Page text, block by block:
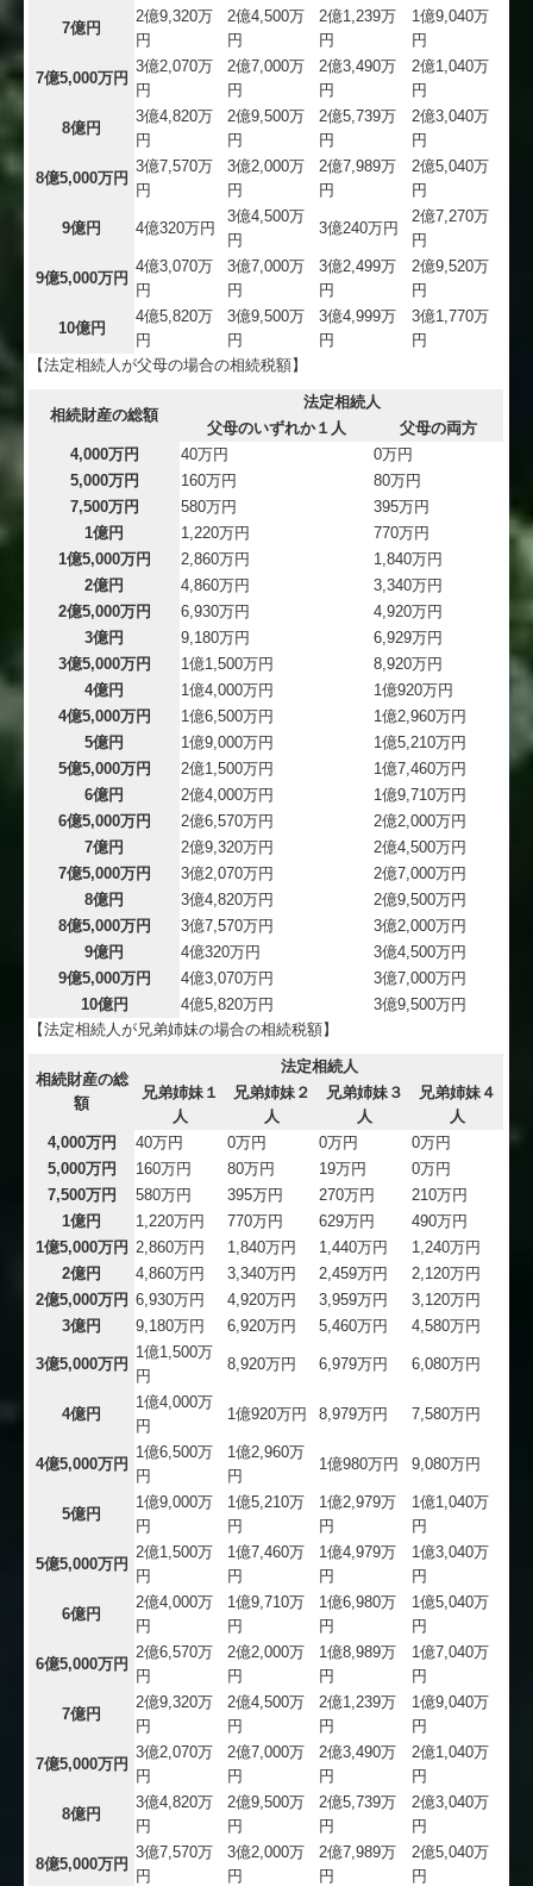
7億円
2億9,320万
円
2億4,500万
円
2億1,239万
円
1億9,040万
円
7億5,000万円
3億2,070万
円
2億7,000万
円
2億3,490万
円
2億1,040万
円
8億円
3億4,820万
円
2億9,500万
円
2億5,739万
円
2億3,040万
円
8億5,000万円
3億7,570万
円
3億2,000万
円
2億7,989万
円
2億5,040万
円
9億円 4億320万円
3億4,500万
円
3億240万円
2億7,270万
円
9億5,000万円
4億3,070万
円
3億7,000万
円
3億2,499万
円
2億9,520万
円
10億円
4億5,820万
円
3億9,500万
円
3億4,999万
円
3億1,770万
円
【法定相続人が父母の場合の相続税額】
相続財産の総額
法定相続人
父母のいずれか１人
父母の両方
4,000万円
40万円
0万円
5,000万円
160万円
80万円
7,500万円
580万円
395万円
1億円
1,220万円
770万円
1億5,000万円
2,860万円
1,840万円
2億円
4,860万円
3,340万円
2億5,000万円
6,930万円
4,920万円
3億円
9,180万円
6,929万円
3億5,000万円
1億1,500万円
8,920万円
4億円
1億4,000万円
1億920万円
4億5,000万円
1億6,500万円
1億2,960万円
5億円
1億9,000万円
1億5,210万円
5億5,000万円
2億1,500万円
1億7,460万円
6億円
2億4,000万円
1億9,710万円
6億5,000万円
2億6,570万円
2億2,000万円
7億円
2億9,320万円
2億4,500万円
7億5,000万円
3億2,070万円
2億7,000万円
8億円
3億4,820万円
2億9,500万円
8億5,000万円
3億7,570万円
3億2,000万円
9億円
4億320万円
3億4,500万円
9億5,000万円
4億3,070万円
3億7,000万円
10億円
4億5,820万円
3億9,500万円
【法定相続人が兄弟姉妹の場合の相続税額】
相続財産の総
額
法定相続人
兄弟姉妹１
人
兄弟姉妹２
人
兄弟姉妹３
人
兄弟姉妹４
人
4,000万円
40万円 0万円 0万円
0万円
5,000万円
160万円 80万円 19万円
0万円
7,500万円
580万円 395万円 270万円
210万円
1億円
1,220万円 770万円 629万円
490万円
1億5,000万円 2,860万円 1,840万円 1,440万円
1,240万円
2億円
4,860万円 3,340万円 2,459万円
2,120万円
2億5,000万円 6,930万円 4,920万円 3,959万円
3,120万円
3億円
9,180万円 6,920万円 5,460万円 4,580万円
3億5,000万円
1億1,500万
円
8,920万円 6,979万円 6,080万円
4億円
1億4,000万
円
1億920万円 8,979万円 7,580万円
4億5,000万円
1億6,500万
円
1億2,960万
円
1億980万円 9,080万円
5億円
1億9,000万
円
1億5,210万
円
1億2,979万
円
1億1,040万
円
5億5,000万円
2億1,500万
円
1億7,460万
円
1億4,979万
円
1億3,040万
円
6億円
2億4,000万
円
1億9,710万
円
1億6,980万
円
1億5,040万
円
6億5,000万円
2億6,570万
円
2億2,000万
円
1億8,989万
円
1億7,040万
円
7億円
2億9,320万
円
2億4,500万
円
2億1,239万
円
1億9,040万
円
7億5,000万円
3億2,070万
円
2億7,000万
円
2億3,490万
円
2億1,040万
円
8億円
3億4,820万
円
2億9,500万
円
2億5,739万
円
2億3,040万
円
8億5,000万円
3億7,570万
円
3億2,000万
円
2億7,989万
円
2億5,040万
円